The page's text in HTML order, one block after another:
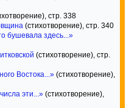
стр. 338
(стихотворение), стр. 340
бушевала здесь...»
(стихотворение), стр.
Востока...» (стихотворение),
эти...» (стихотворение),